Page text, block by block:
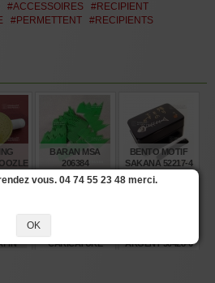
#ACCESSOIRES
#RECIPIENT
#PERMETTENT
#RECIPIENTS
BARAN MSA
206384
BENTO MOTIF
SAKANA 52217-4
CARICATURE
ARGENT 50428-6
vous. 04 74 55 23 48 merci.
OK